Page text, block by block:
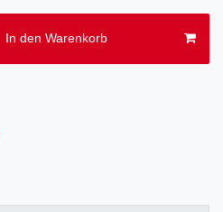
In den Warenkorb